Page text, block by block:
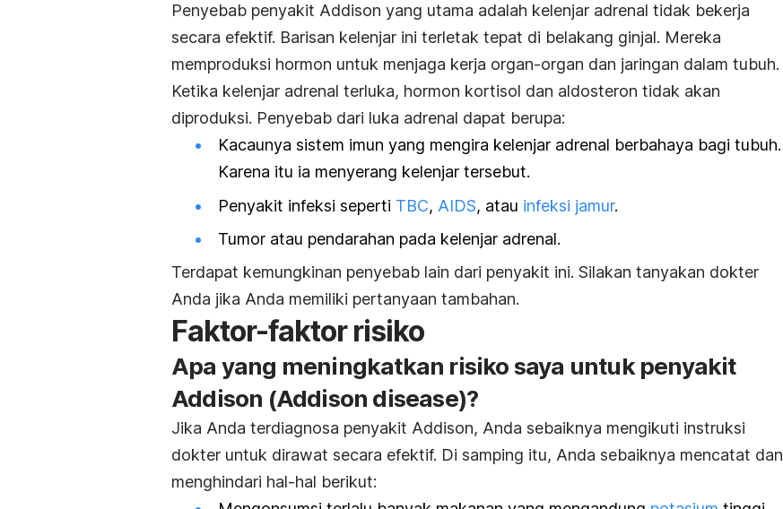
Penyebab penyakit Addison yang utama adalah kelenjar adrenal tidak bekerja
secara efektif. Barisan kelenjar ini terletak tepat di belakang ginjal. Mereka
memproduksi hormon untuk menjaga kerja organ-organ dan jaringan dalam tubuh.
Ketika kelenjar adrenal terluka, hormon kortisol dan aldosteron tidak akan
diproduksi. Penyebab dari luka adrenal dapat berupa:
Kacaunya sistem imun yang mengira kelenjar adrenal berbahaya bagi tubuh.
Karena itu ia menyerang kelenjar tersebut.
Penyakit infeksi seperti TBC, AIDS, atau infeksi jamur.
Tumor atau pendarahan pada kelenjar adrenal.
Terdapat kemungkinan penyebab lain dari penyakit ini. Silakan tanyakan dokter
Anda jika Anda memiliki pertanyaan tambahan.
Faktor-faktor risiko
Apa yang meningkatkan risiko saya untuk penyakit
Addison (Addison disease)?
Jika Anda terdiagnosa penyakit Addison, Anda sebaiknya mengikuti instruksi
dokter untuk dirawat secara efektif. Di samping itu, Anda sebaiknya mencatat dan
menghindari hal-hal berikut: